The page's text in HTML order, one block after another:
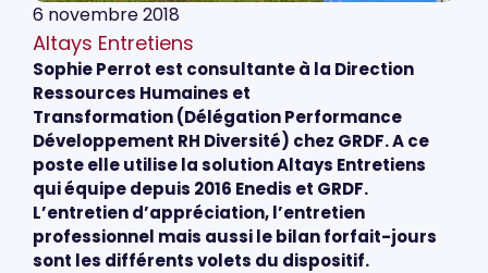
6 novembre 2018
Altays Entretiens
Sophie Perrot est consultante à la Direction
Ressources Humaines et
Transformation (Délégation Performance
Développement RH Diversité) chez GRDF. A ce
poste elle utilise la solution Altays Entretiens
qui équipe depuis 2016 Enedis et GRDF.
L’entretien d’appréciation, l’entretien
professionnel mais aussi le bilan forfait-jours
sont les différents volets du dispositif.